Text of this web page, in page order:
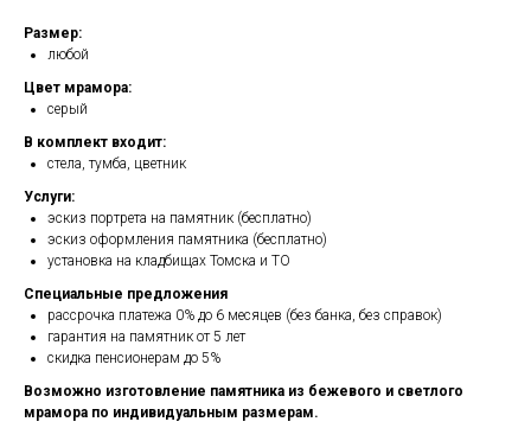
Размер:
любой
Цвет мрамора:
серый
В комплект входит:
стела, тумба, цветник
Услуги:
эскиз портрета на памятник (бесплатно)
эскиз оформления памятника (бесплатно)
установка на кладбищах Томска и ТО
Специальные предложения
рассрочка платежа 0% до 6 месяцев (без банка, без справок)
гарантия на памятник от 5 лет
скидка пенсионерам до 5%
Возможно изготовление памятника из бежевого и светлого
мрамора по индивидуальным размерам.